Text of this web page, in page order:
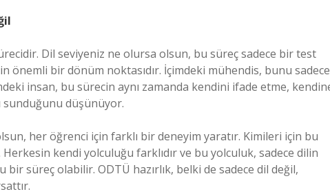
Dil seviyeniz ne olursa olsun, bu süreç sadece bir test
önemli bir dönüm noktasıdır. İçimdeki mühendis, bunu sadece
insan, bu sürecin aynı zamanda kendini ifade etme,
sunduğunu düşünüyor.
her öğrenci için farklı bir deneyim yaratır. Kimileri için bu
kendi yolculuğu farklıdır ve bu yolculuk, sadece dilin
süreç olabilir. ODTÜ hazırlık, belki de sadece dil değil,